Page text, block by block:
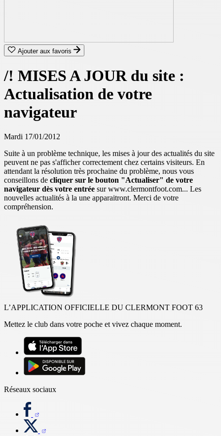
Ajouter aux favoris
/! MISES A JOUR du site :
Actualisation de votre
navigateur
Mardi 17/01/2012
Suite à un problème technique, les mises à jour des actualités du site
peuvent ne pas s'afficher correctement chez certains visiteurs. En
attendant la résolution très prochaine du problème, nous vous
conseillons de cliquer sur le bouton "Actualiser" de votre
navigateur dès votre entrée sur www.clermontfoot.com... Les
nouvelles actualités à la une apparaitront. Merci de votre
compréhension.
L’APPLICATION OFFICIELLE DU CLERMONT FOOT 63
Mettez le club dans votre poche et vivez chaque moment.
Réseaux sociaux